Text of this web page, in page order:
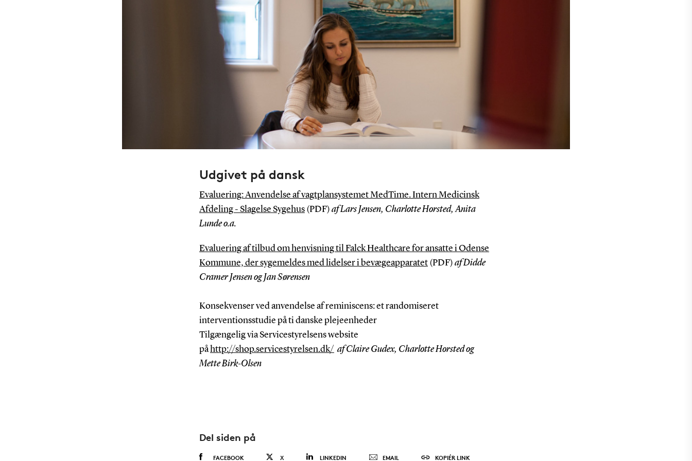
Udgivet på dansk
Evaluering: Anvendelse af vagtplansystemet MedTime. Intern Medicinsk
Afdeling - Slagelse Sygehus(PDF) af Lars Jensen, Charlotte Horsted, Anita
Lunde o.a.
Evaluering af tilbud om henvisning til Falck Healthcare for ansatte i Odense
Kommune, der sygemeldes med lidelser i bevægeapparatet(PDF) af Didde
Cramer Jensen og Jan Sørensen
Konsekvenser ved anvendelse af reminiscens: et randomiseret
interventionsstudie på ti danske plejeenheder
Tilgængelig via Servicestyrelsens website
påhttp://shop.servicestyrelsen.dk/ af Claire Gudex, Charlotte Horsted og
Mette Birk-Olsen
Del siden på
FACEBOOK X LINKEDIN EMAIL KOPIÉR LINK